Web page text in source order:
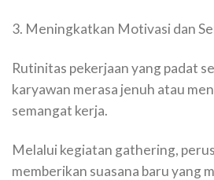
3. Meningkatkan Motivasi dan
Rutinitas pekerjaan yang padat
karyawan merasa jenuh atau
semangat kerja.
Melalui kegiatan gathering,
memberikan suasana baru yang